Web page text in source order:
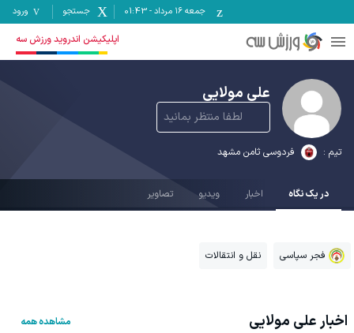
جمعه ۱۶ مرداد -
01:43 جستجو ورود
اپلیکیشن اندروید ورزش سه
علی مولایی
لطفا منتظر بمانید
تیم : فردوسی ثامن مشهد
در یک نگاه اخبار ویدیو تصاویر
فجر سپاسی نقل و انتقالات
اخبارعلی مولایی مشاهده همه